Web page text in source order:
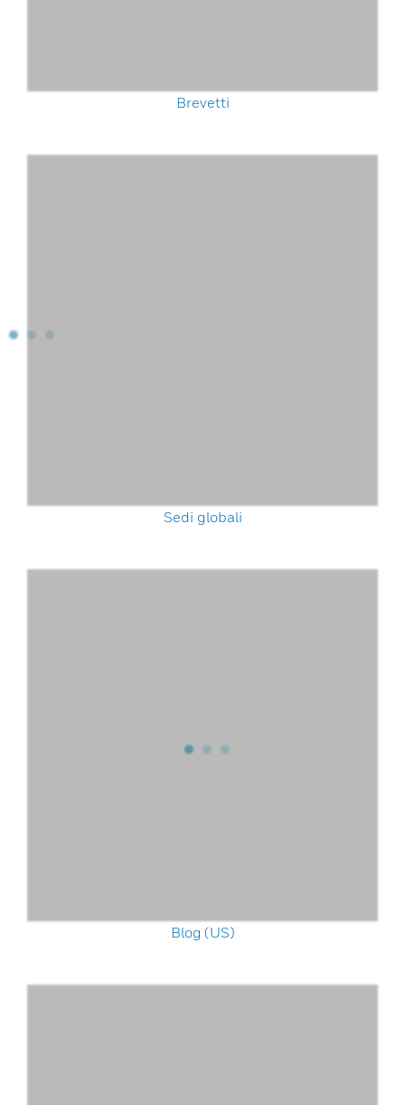
Brevetti
Sedi globali
Blog (US)